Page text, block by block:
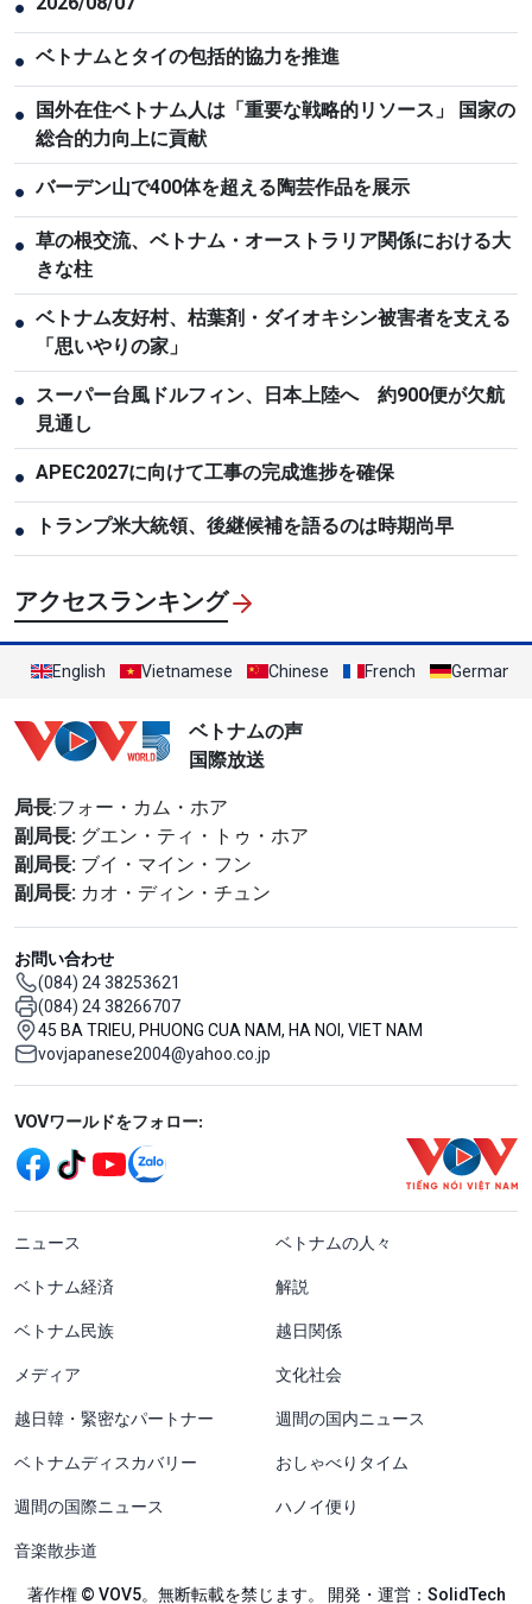
●
● ベトナムとタイの包括的協力を推進
●
国外在住ベトナム人は「重要な戦略的リソース」 国家の
総合的力向上に貢献
● バーデン山で400体を超える陶芸作品を展示
● 草の根交流、ベトナム・オーストラリア関係における大
きな柱
● ベトナム友好村、枯葉剤・ダイオキシン被害者を支える
「思いやりの家」
●
スーパー台風ドルフィン、日本上陸へ 約900便が欠航
見通し
● APEC2027に向けて工事の完成進捗を確保
● トランプ米大統領、後継候補を語るのは時期尚早
アクセスランキング
English Vietnamese Chinese French German
ベトナムの声
国際放送
局長:フォー・カム・ホア
副局長: グエン・ティ・トゥ・ホア
副局長: ブイ・マイン・フン
副局長: カオ・ディン・チュン
お問い合わせ
(084) 24 38253621
(084) 24 38266707
45 BA TRIEU, PHUONG CUA NAM, HA NOI, VIET NAM
vovjapanese2004@yahoo.co.jp
Mạng xã hội
VOVワールドをフォロー:
menu footer tiếng Nhật
ニュース ベトナムの人々
ベトナム経済 解説
ベトナム民族 越日関係
メディア 文化社会
越日韓・緊密なパートナー 週間の国内ニュース
ベトナムディスカバリー おしゃべりタイム
週間の国際ニュース ハノイ便り
音楽散歩道
著作権 © VOV5。無断転載を禁じます。 開発・運営：SolidTech